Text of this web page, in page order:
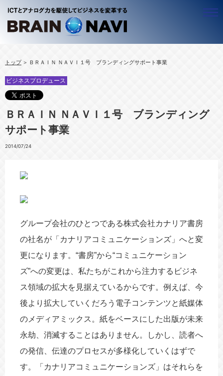
ALL
ＢＷＧ ＣＥＯ 近藤昇
ベトナムのことなら！梅里 尚子
竹守 みどり
アジア
ALL
ベトナム
ミャンマー
カンボジア
ラオス
アフリカ
ALL
ルワンダ
ウガンダ
ＩＣＴ
ALL
企業経営
官公庁・自治体
シニア
ALL
豊かな生活（ＱＯＬ）
働き方
ALL
海外で働く
ビジネスプロデュース
コンテンツ
人材活用
リスクマネジメント
経営リスク
海外進出
情報発信
トップ ＢＲＡＩＮ ＮＡＶＩ１号 ブランディングサポート事業
ビジネスプロデュース
ＢＲＡＩＮ ＮＡＶＩ１号 ブランディング
サポート事業
2014/07/24
グループ会社のひとつである株式会社カナリア書房
の社名が「カナリアコミュニケーションズ」へと変
更になります。“書房”から“コミュニケーション
ズ”への変更は、私たちがこれから注力するビジネ
ス領域の拡大を見据えているからです。例えば、今
後より拡大していくだろう電子コンテンツと紙媒体
のメディアミックス。紙をベースにした出版が未来
永劫、消滅することはありません。しかし、読者へ
の発信、伝達のプロセスが多様化していくはずで
す。「カナリアコミュニケーションズ」はそれらを